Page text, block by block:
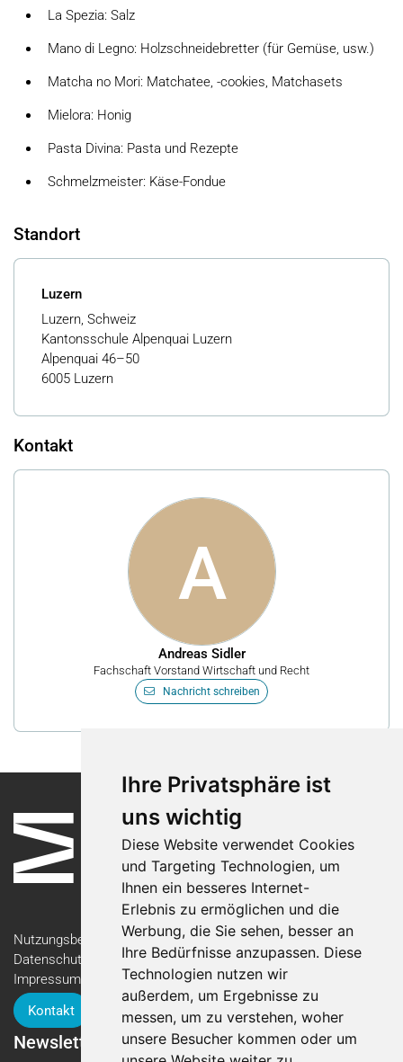
Ihre Privatsphäre ist
uns wichtig
Diese Website verwendet Cookies
und Targeting Technologien, um
Ihnen ein besseres Internet-
Erlebnis zu ermöglichen und die
Werbung, die Sie sehen, besser an
Ihre Bedürfnisse anzupassen. Diese
Technologien nutzen wir
außerdem, um Ergebnisse zu
messen, um zu verstehen, woher
unsere Besucher kommen oder um
La Spezia: Salz
Mano di Legno: Holzschneidebretter (für Gemüse, usw.)
Matcha no Mori: Matchatee, -cookies, Matchasets
Mielora: Honig
Pasta Divina: Pasta und Rezepte
Schmelzmeister: Käse-Fondue
Standort
Luzern
Luzern, Schweiz
Kantonsschule Alpenquai Luzern
Alpenquai 46–50
6005 Luzern
Kontakt
A
Andreas Sidler
Fachschaft Vorstand Wirtschaft und Recht
Nachricht schreiben
Nutzungsbedingungen
Datenschutzerklärung
Impressum
Kontakt
Newsletter